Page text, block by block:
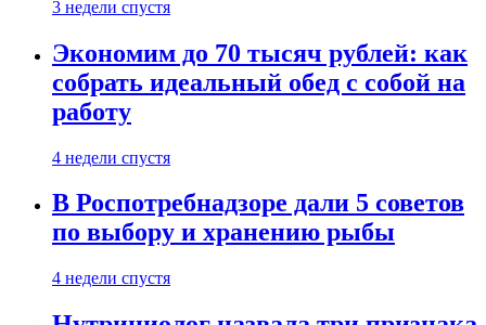
3 недели спустя
Экономим до 70 тысяч рублей: как
собрать идеальный обед с собой на
работу
4 недели спустя
В Роспотребнадзоре дали 5 советов
по выбору и хранению рыбы
4 недели спустя